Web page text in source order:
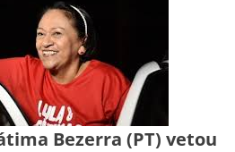
Bezerra (PT) vetou